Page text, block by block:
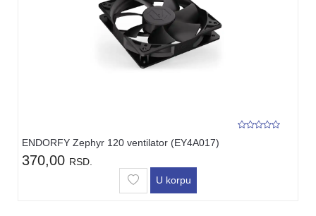
ENDORFY Zephyr 120 ventilator (EY4A017)
370,00 RSD.
U korpu